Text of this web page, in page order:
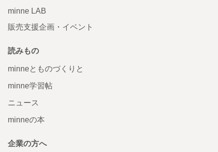
minne LAB
販売支援企画・イベント
読みもの
minneとものづくりと
minne学習帖
ニュース
minneの本
企業の方へ